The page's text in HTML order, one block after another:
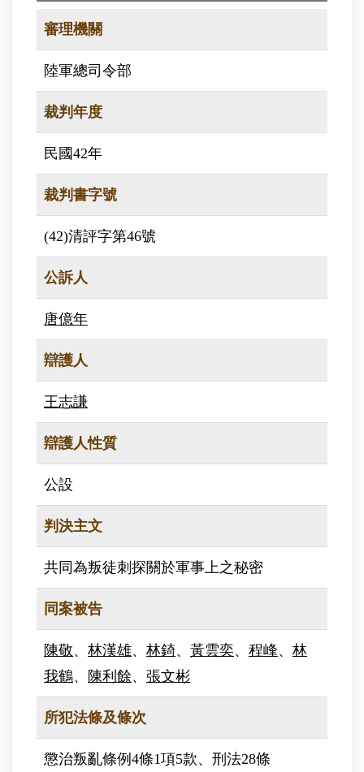
審理機關
陸軍總司令部
裁判年度
民國42年
裁判書字號
(42)清評字第46號
公訴人
唐億年
辯護人
王志謙
辯護人性質
公設
判決主文
共同為叛徒刺探關於軍事上之秘密
同案被告
陳敬、 林漢雄、 林錡、 黃雲奕、 程峰、 林
我鶴、 陳利餘、 張文彬
所犯法條及條次
懲治叛亂條例4條1項5款、刑法28條